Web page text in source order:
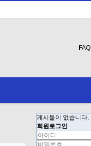
FAQ
게시물이 없습니다.
회원로그인